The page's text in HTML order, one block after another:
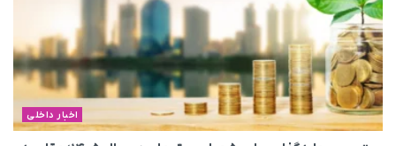
اخبار داخلی